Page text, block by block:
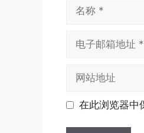
址
地 在此浏览器中